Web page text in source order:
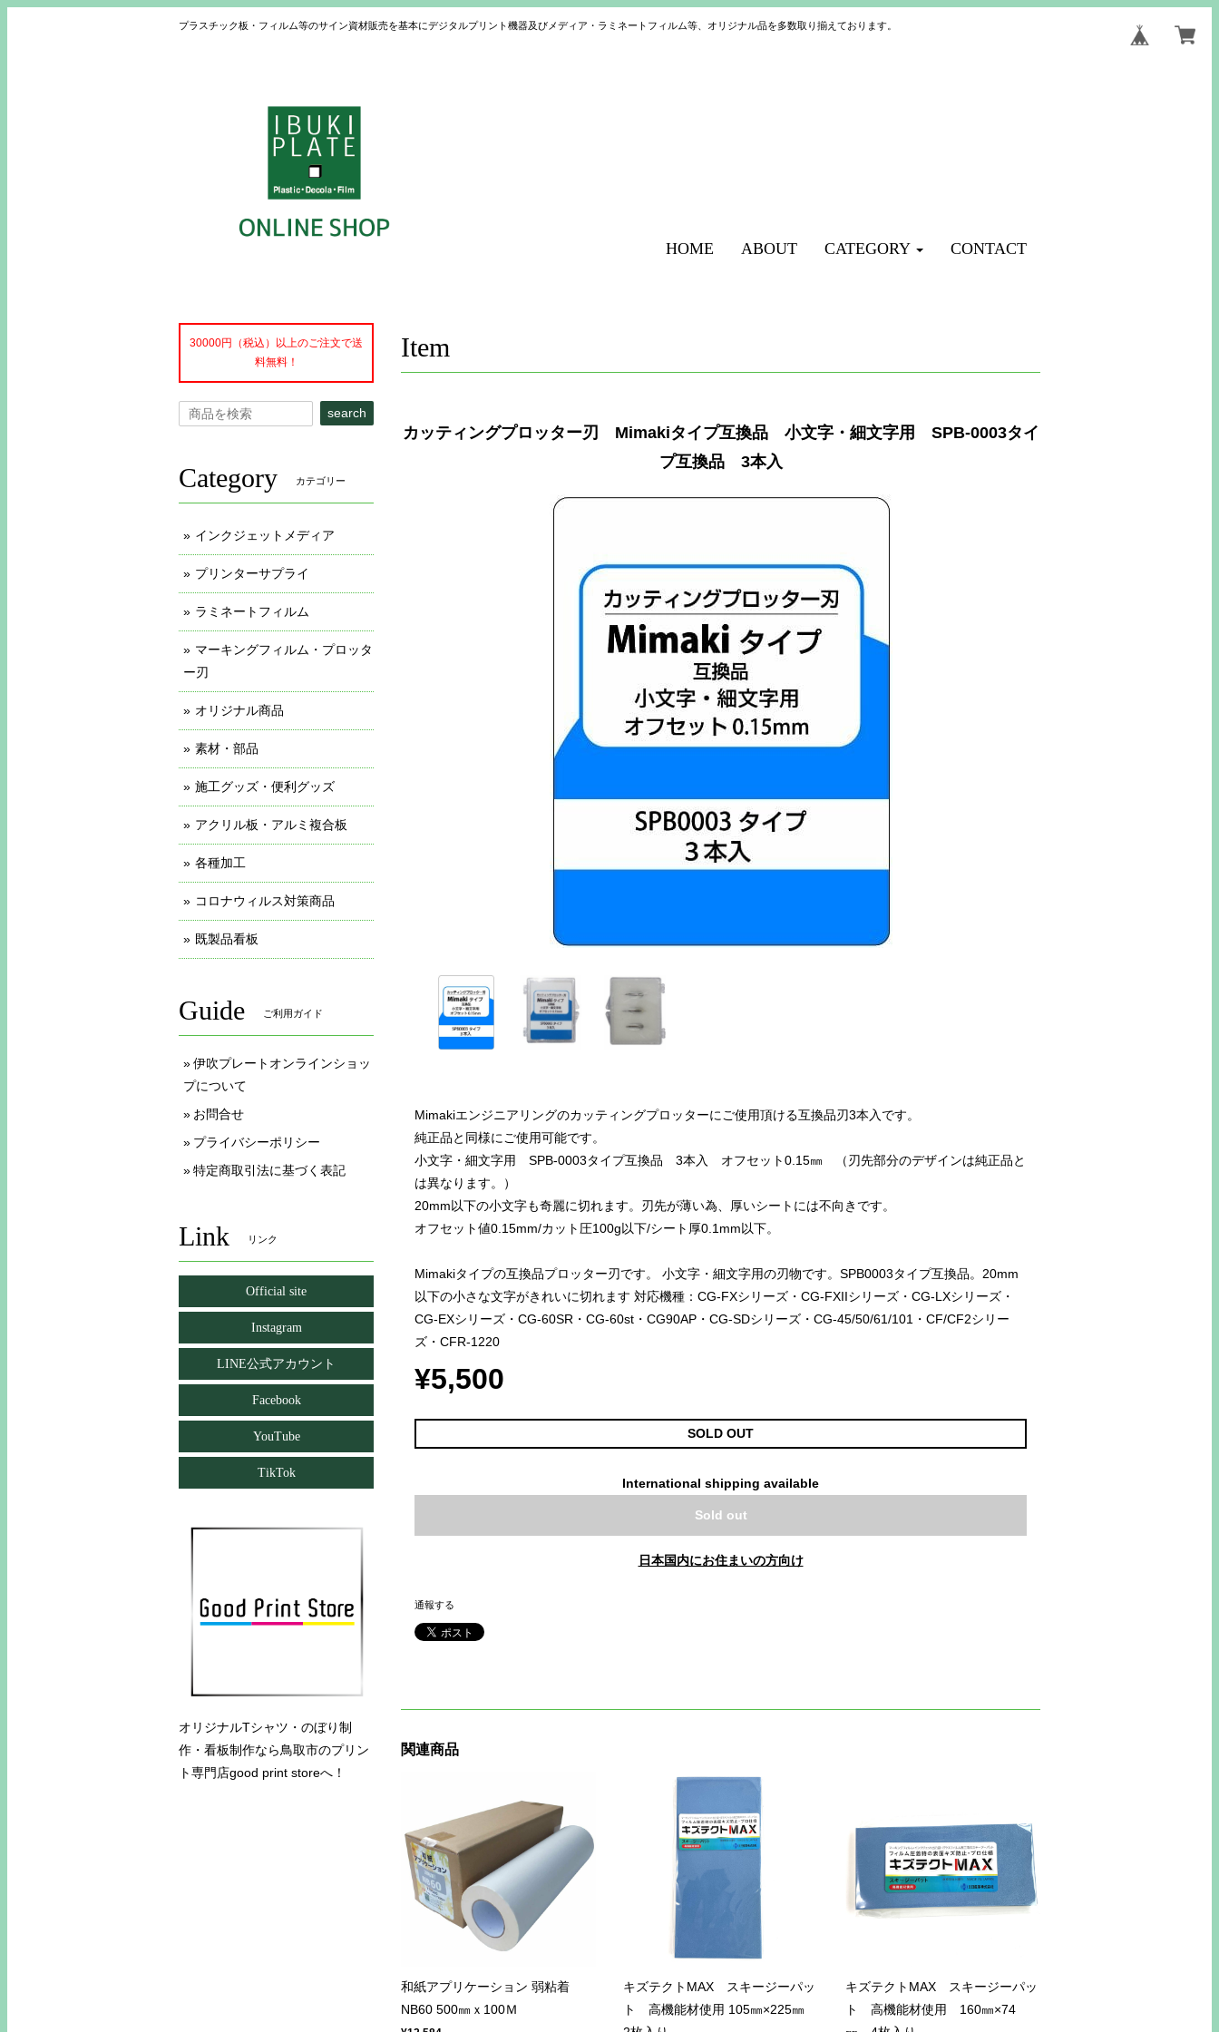
プラスチック板・フィルム等のサイン資材販売を基本にデジタルプリント機器及びメディア・ラミネートフィルム等、オリジナル品を多数取り揃えております。
HOME ABOUT CATEGORY CONTACT
Item
カッティングプロッター刃 Mimakiタイプ互換品 小文字・細文字用 SPB-0003タイ
プ互換品 3本入
Mimakiエンジニアリングのカッティングプロッターにご使用頂ける互換品刃3本入です。
純正品と同様にご使用可能です。
小文字・細文字用 SPB-0003タイプ互換品 3本入 オフセット0.15㎜ （刃先部分のデザインは純正品と
は異なります。）
20mm以下の小文字も奇麗に切れます。刃先が薄い為、厚いシートには不向きです。
オフセット値0.15mm/カット圧100g以下/シート厚0.1mm以下。
Mimakiタイプの互換品プロッター刃です。 小文字・細文字用の刃物です。SPB0003タイプ互換品。20mm
以下の小さな文字がきれいに切れます 対応機種：CG-FXシリーズ・CG-FXIIシリーズ・CG-LXシリーズ・
CG-EXシリーズ・CG-60SR・CG-60st・CG90AP・CG-SDシリーズ・CG-45/50/61/101・CF/CF2シリー
ズ・CFR-1220
¥5,500
SOLD OUT
International shipping available
Sold out
日本国内にお住まいの方向け
通報する
関連商品
和紙アプリケーション 弱粘着
NB60 500㎜ｘ100Ｍ
キズテクトMAX スキージーパッ
ト 高機能材使用 105㎜×225㎜
キズテクトMAX スキージーパッ
ト 高機能材使用 160㎜×74
30000円（税込）以上のご注文で送
料無料！
search
Category カテゴリー
インクジェットメディア
プリンターサプライ
ラミネートフィルム
マーキングフィルム・プロッタ
ー刃
オリジナル商品
素材・部品
施工グッズ・便利グッズ
アクリル板・アルミ複合板
各種加工
コロナウィルス対策商品
既製品看板
Guide ご利用ガイド
伊吹プレートオンラインショッ
プについて
お問合せ
プライバシーポリシー
特定商取引法に基づく表記
Link リンク
Official site
Instagram
LINE公式アカウント
Facebook
YouTube
TikTok
オリジナルTシャツ・のぼり制
作・看板制作なら鳥取市のプリン
ト専門店good print storeへ！